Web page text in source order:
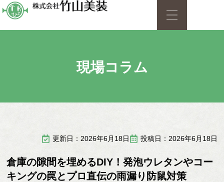
現場コラム
更新日：2026年6月18日 投稿日：2026年6月18日
倉庫の隙間を埋めるDIY！発泡ウレタンやコー
キングの罠とプロ直伝の雨漏り防鼠対策